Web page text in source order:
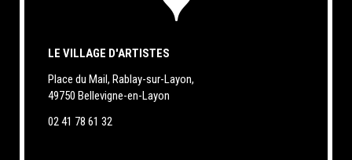
LE VILLAGE D'ARTISTES
Place du Mail, Rablay-sur-Layon,
49750 Bellevigne-en-Layon
02 41 78 61 32